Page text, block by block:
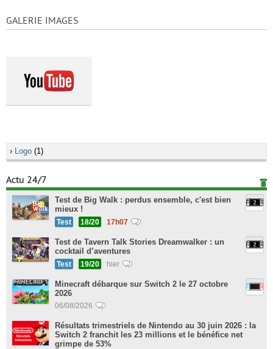
GALERIE IMAGES
› Logo (1)
Actu 24/7
Test de Big Walk : perdus ensemble, c'est bien
mieux !
Test 18/20 17h07
Test de Tavern Talk Stories Dreamwalker : un
cocktail d’aventures
Test 19/20 hier
Minecraft débarque sur Switch 2 le 27 octobre
2026
06/08/2026
Résultats trimestriels de Nintendo au 30 juin 2026 : la
Switch 2 franchit les 23 millions et le bénéfice net
grimpe de 53%